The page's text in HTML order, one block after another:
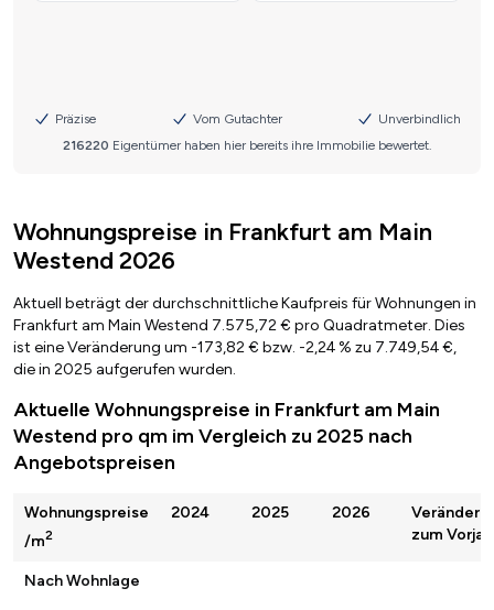
Wohnungspreise in Frankfurt am Main
Westend 2026
Aktuell beträgt der durchschnittliche Kaufpreis für Wohnungen in
Frankfurt am Main Westend 7.575,72 € pro Quadratmeter. Dies
ist eine Veränderung um -173,82 € bzw. -2,24 % zu 7.749,54 €,
die in 2025 aufgerufen wurden.
Aktuelle Wohnungspreise in Frankfurt am Main
Westend pro qm im Vergleich zu 2025 nach
Angebotspreisen
Wohnungspreise
/m2
2024 2025 2026
zum
Nach Wohnlage